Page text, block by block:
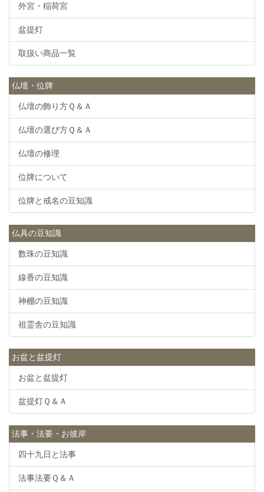
外宮・稲荷宮
盆提灯
取扱い商品一覧
仏壇・位牌
仏壇の飾り方Ｑ＆Ａ
仏壇の選び方Ｑ＆Ａ
仏壇の修理
位牌について
位牌と戒名の豆知識
仏具の豆知識
数珠の豆知識
線香の豆知識
神棚の豆知識
祖霊舎の豆知識
お盆と盆提灯
お盆と盆提灯
盆提灯Ｑ＆Ａ
法事・法要・お彼岸
四十九日と法事
法事法要Ｑ＆Ａ